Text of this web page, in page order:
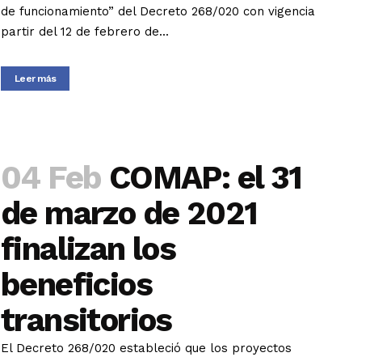
de funcionamiento” del Decreto 268/020 con vigencia
partir del 12 de febrero de...
Leer más
04 Feb COMAP: el 31
de marzo de 2021
finalizan los
beneficios
transitorios
El Decreto 268/020 estableció que los proyectos